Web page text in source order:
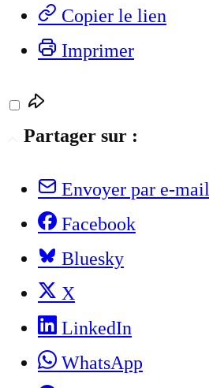
Copier le lien
Imprimer
Partager sur :
Envoyer par e-mail
Facebook
Bluesky
X
LinkedIn
WhatsApp